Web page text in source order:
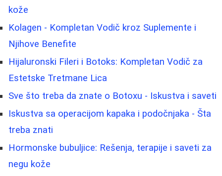
kože
Kolagen - Kompletan Vodič kroz Suplemente i
Njihove Benefite
Hijaluronski Fileri i Botoks: Kompletan Vodič za
Estetske Tretmane Lica
Sve što treba da znate o Botoxu - Iskustva i saveti
Iskustva sa operacijom kapaka i podočnjaka - Šta
treba znati
Hormonske bubuljice: Rešenja, terapije i saveti za
negu kože